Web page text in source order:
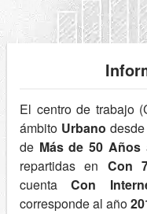
El centro de trabajo
ámbito Urbano
de Más de 50 Años
repartidas en Con
cuentaCon
corresponde al año